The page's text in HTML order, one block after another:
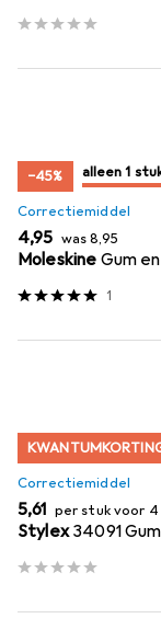
−45% slechts 1
alleen 1
Correctiemiddel
EUR
4,95 wasEUR
8,95
Moleskine Gum
1
Correctiemiddel
EUR
5,61 per stuk voor 4
Stylex 34091